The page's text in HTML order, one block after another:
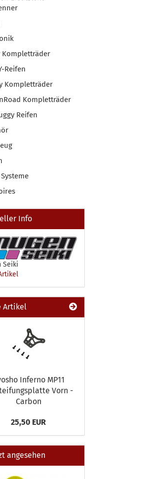
Kompletträder
Reifen
Kompletträder
Kompletträder
Reifen
Info
Seiki
Artikel
Inferno MP11
Vorn -
Carbon
25,50 EUR
angesehen